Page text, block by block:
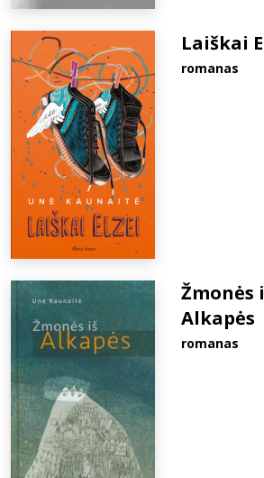
Laiškai
romanas
Žmonės
Alkapės
romanas